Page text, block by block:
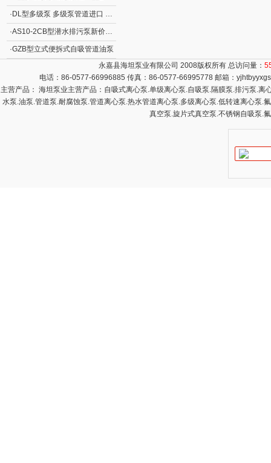
· DL型多级泵 多级泵管道进口 DL型立式清水多级泵
·AS10-2CB型潜水排污泵新价格 撕裂式潜水排污泵AS型 立式排污泵
·GZB型立式便拆式自吸管道油泵
永嘉县海坦泵业有限公司 2008版权所有 总访问量：
电话：86-0577-66996885 传真：86-0577-66995778 邮箱：
主营产品： 海坦泵业主营产品：自吸式离心泵.单级离心泵.自吸泵.隔膜泵.排污泵.
水泵.油泵.管道泵.耐腐蚀泵.管道离心泵.热水管道离心泵.多级离心泵.低转速离心泵
真空泵.旋片式真空泵.不锈钢自吸泵.